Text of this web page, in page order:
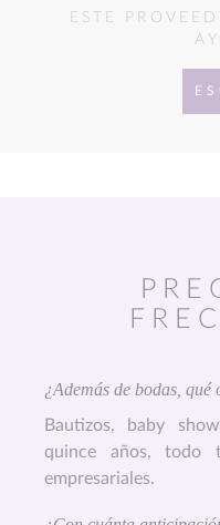
ESTE
¿Además de bodas, qué
Bautizos, baby
quince años, todo
empresariales.